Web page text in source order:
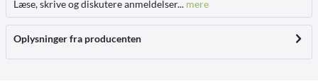
Læse, skrive og diskutere anmeldelser... mere
Oplysninger fra producenten